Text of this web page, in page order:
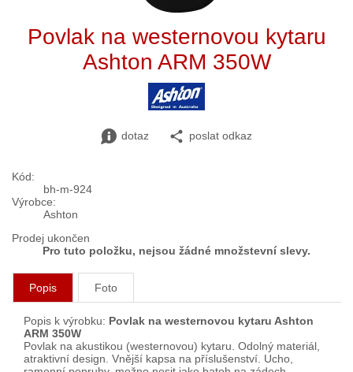
Povlak na westernovou kytaru
Ashton ARM 350W
dotaz poslat odkaz
Kód:
bh-m-924
Výrobce:
Ashton
Prodej ukončen
Pro tuto položku, nejsou žádné množstevní slevy.
Popis Foto
Popis k výrobku: Povlak na westernovou kytaru Ashton
ARM 350W
Povlak na akustikou (westernovou) kytaru. Odolný materiál,
atraktivní design. Vnější kapsa na příslušenství. Ucho,